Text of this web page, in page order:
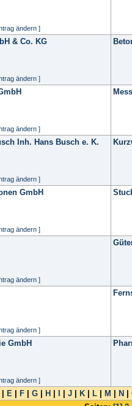
ändern ]
& Co. KG
ändern ]
ändern ]
Inh. Hans Busch e. K.
ändern ]
GmbH
ändern ]
ändern ]
ändern ]
GmbH
ändern ]
E F G H J K L M N